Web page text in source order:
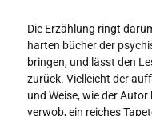
Die Erzählung ringt
harten bücher der
bringen, und lässt den
zurück. Vielleicht der
und Weise, wie der
verwob, ein reiches